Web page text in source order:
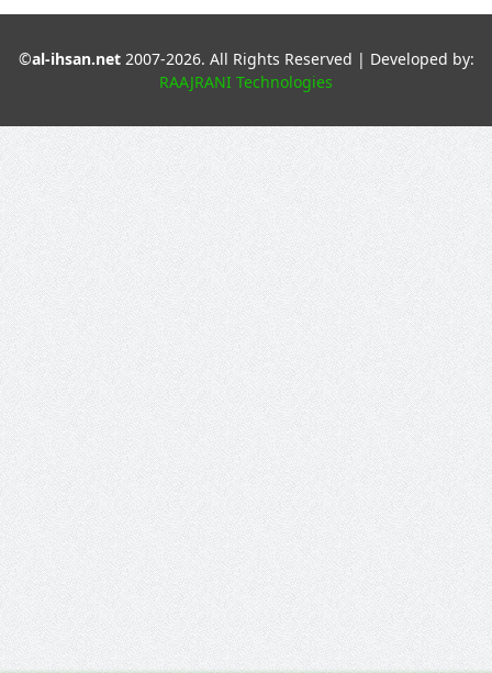
©al-ihsan.net2007-2026. All Rights Reserved | Developed by:
RAAJRANI Technologies